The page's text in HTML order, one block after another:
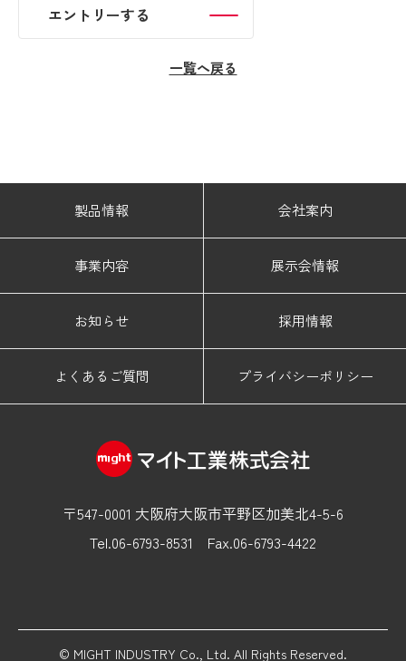
エントリーする
エントリーする
一覧へ戻る
製品情報 会社案内
事業内容 展示会情報
お知らせ 採用情報
よくあるご質問 プライバシーポリシー
〒547-0001 大阪府大阪市平野区加美北4-5-6
Tel.06-6793-8531
Fax.06-6793-4422
© MIGHT INDUSTRY Co., Ltd. All Rights Reserved.